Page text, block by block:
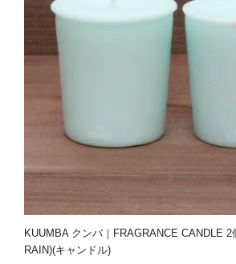
KUUMBA クンバ｜FRAGRANCE CANDLE
RAIN)(キャンドル)